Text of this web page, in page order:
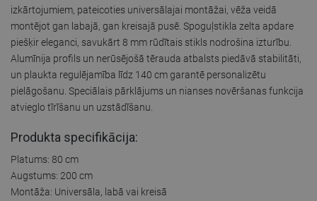
izkārtojumiem, pateicoties universālajai montāžai, vēža veidā
montējot gan labajā, gan kreisajā pusē. Spoguļstikla zelta apdare
piešķir eleganci, savukārt 8 mm rūdītais stikls nodrošina izturību.
Alumīnija profils un nerūsējošā tērauda atbalsts piedāvā stabilitāti,
un plaukta regulējamība līdz 140 cm garantē personalizētu
pielāgošanu. Speciālais pārklājums un nianses novēršanas funkcija
atvieglo tīrīšanu un uzstādīšanu.
Produkta specifikācija:
Platums: 80 cm
Augstums: 200 cm
Montāža: Universāla, labā vai kreisā